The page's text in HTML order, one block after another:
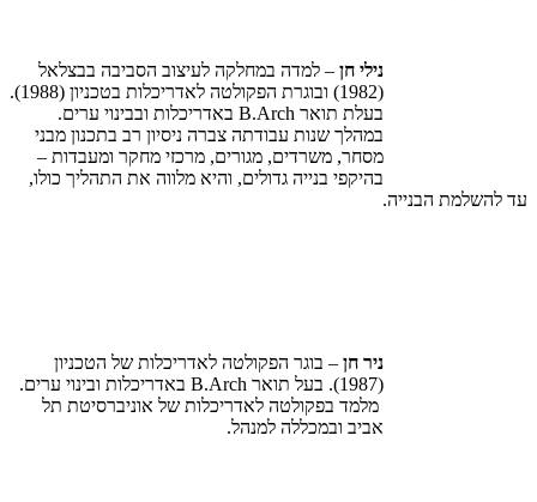
נילי חן – למדה במחלקה לעיצוב הסביבה בבצלאל
(1982) ובוגרת הפקולטה לאדריכלות בטכניון (1988).
בעלת תואר B.Arch באדריכלות ובבינוי ערים.
במהלך שנות עבודתה צברה ניסיון רב בתכנון מבני
מסחר, משרדים, מגורים, מרכזי מחקר ומעבדות –
בהיקפי בנייה גדולים, והיא מלווה את התהליך כולו,
עד להשלמת הבנייה.
ניר חן – בוגר הפקולטה לאדריכלות של הטכניון
(1987). בעל תואר
B.Arch באדריכלות ובינוי ערים.
מלמד בפקולטה לאדריכלות של אוניברסיטת תל
אביב ובמכללה למנהל.